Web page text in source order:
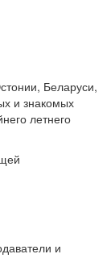
Беларуси,
и знакомых
летнего
и